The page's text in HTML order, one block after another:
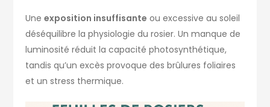
Uneexposition insuffisante ou excessive au soleil
déséquilibre la physiologie du rosier. Un manque de
luminosité réduit la capacité photosynthétique,
tandis qu’un excès provoque des brûlures foliaires
et un stress thermique.